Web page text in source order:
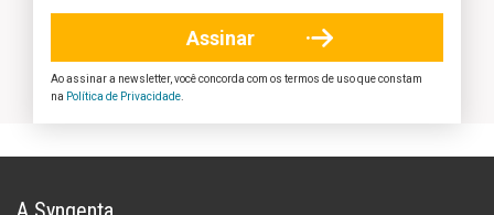
Ao assinar a newsletter, você concorda com os termos de uso que constam
na Política de Privacidade